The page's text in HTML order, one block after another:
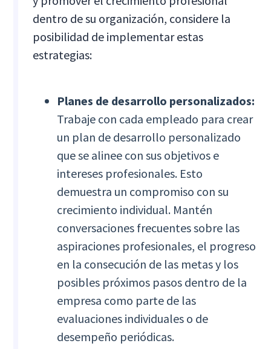
dentro de su organización, considere la
posibilidad de implementar estas
estrategias:
Planes de desarrollo personalizados:
Trabaje con cada empleado para crear
un plan de desarrollo personalizado
que se alinee con sus objetivos e
intereses profesionales. Esto
demuestra un compromiso con su
crecimiento individual. Mantén
conversaciones frecuentes sobre las
aspiraciones profesionales, el progreso
en la consecución de las metas y los
posibles próximos pasos dentro de la
empresa como parte de las
evaluaciones individuales o de
desempeño periódicas.